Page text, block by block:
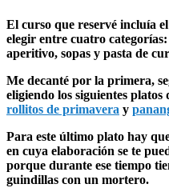
El curso que reservé incluía
elegir entre cuatro
aperitivo, sopas y pasta de
Me decanté por la primera,
eligiendo los siguientes platos
rollitos de primavera y
Para este último plato hay
en cuya elaboración se te
porque durante ese tiempo
guindillas con un mortero.